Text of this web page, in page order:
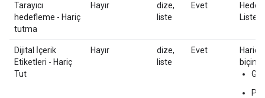
Tarayıcı
hedefleme - Hariç
tutma
Hayır
dize,
liste
Evet
Liste
Dijital İçerik
Etiketleri - Hariç
Tut
Hayır
dize,
liste
Evet
Hariç
biçimi
G
PG